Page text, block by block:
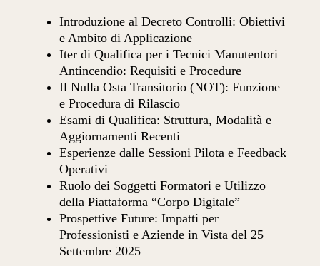
Introduzione al Decreto Controlli: Obiettivi
e Ambito di Applicazione
Iter di Qualifica per i Tecnici Manutentori
Antincendio: Requisiti e Procedure
Il Nulla Osta Transitorio (NOT): Funzione
e Procedura di Rilascio
Esami di Qualifica: Struttura, Modalità e
Aggiornamenti Recenti
Esperienze dalle Sessioni Pilota e Feedback
Operativi
Ruolo dei Soggetti Formatori e Utilizzo
della Piattaforma “Corpo Digitale”
Prospettive Future: Impatti per
Professionisti e Aziende in Vista del 25
Settembre 2025